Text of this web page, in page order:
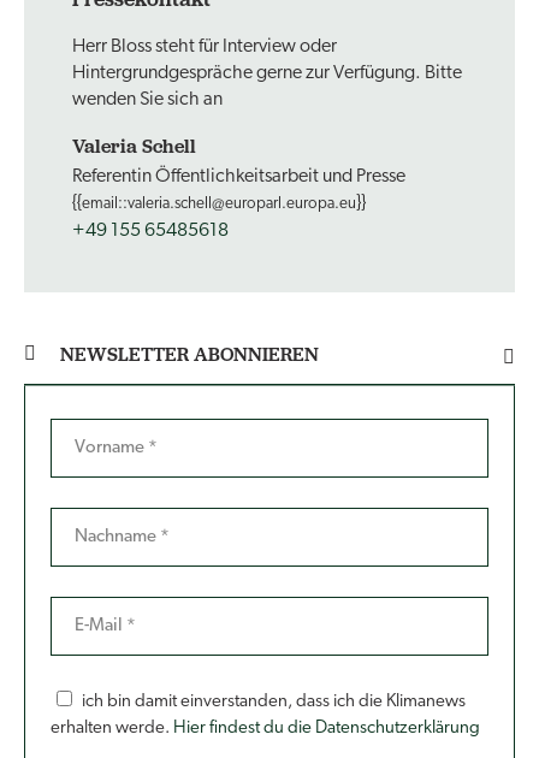
Herr Bloss steht für Interview oder
Hintergrundgespräche gerne zur Verfügung. Bitte
wenden Sie sich an
Valeria Schell
Referentin Öffentlichkeitsarbeit und Presse
{{email::valeria.schell@europarl.europa.eu }}
+49 155 65485618
NEWSLETTER ABONNIEREN
ich bin damit einverstanden, dass ich die Klimanews
erhalten werde. Hier findest du die Datenschutzerklärung